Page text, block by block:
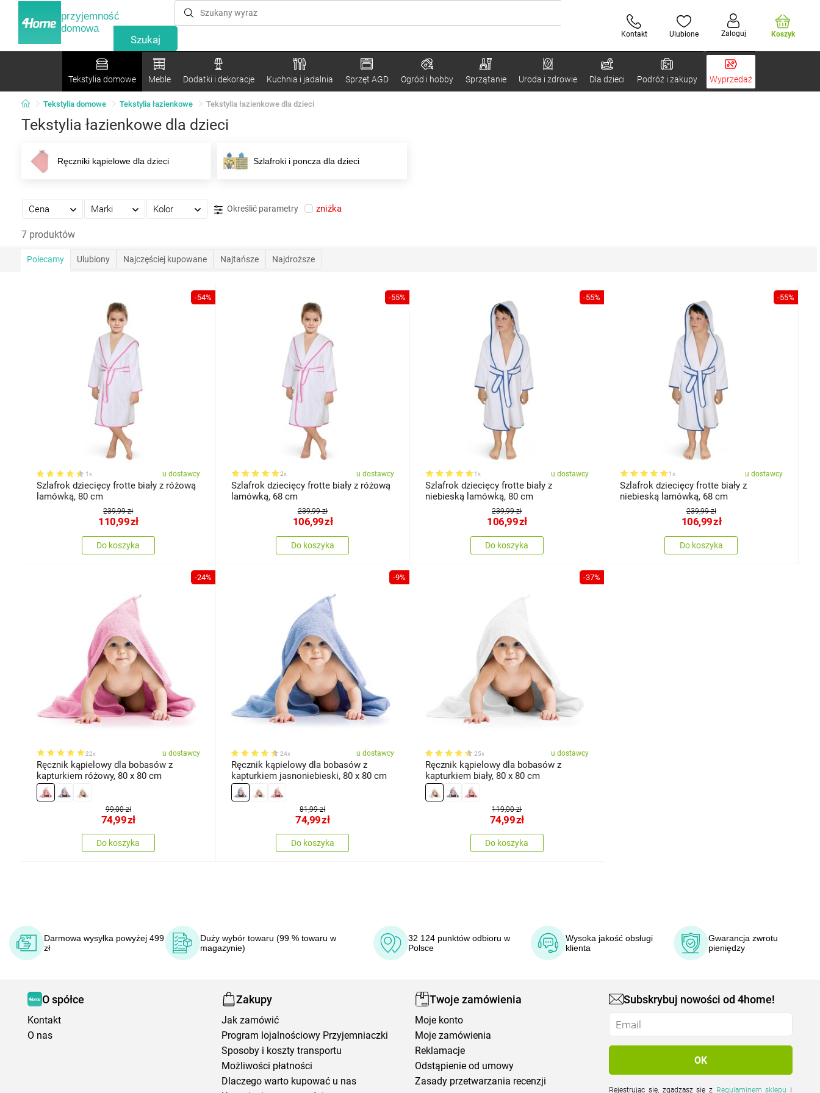
przyjemność
domowa
Kontakt Ulubione Zaloguj Koszyk
Tekstylia domowe Meble Dodatki i dekoracje Kuchnia i jadalnia Sprzęt AGD Ogród i hobby Sprzątanie Uroda i zdrowie Dla dzieci Podróż i zakupy Wyprzedaż
Tekstylia domowe Tekstylia łazienkowe Tekstylia łazienkowe dla dzieci
Tekstylia łazienkowe dla dzieci
Ręczniki kąpielowe dla dzieci Szlafroki i poncza dla dzieci
Cena Marki Kolor Określić parametry zniżka
7 produktów
Polecamy Ulubiony Najczęściej kupowane Najtańsze Najdroższe
-54%
1x u dostawcy
Szlafrok dziecięcy frotte biały z różową
lamówką, 80 cm
239,99 zł
110,99zł
Do koszyka
-55%
2x u dostawcy
Szlafrok dziecięcy frotte biały z różową
lamówką, 68 cm
239,99 zł
106,99zł
Do koszyka
-55%
1x u dostawcy
Szlafrok dziecięcy frotte biały z
niebieską lamówką, 80 cm
239,99 zł
106,99zł
Do koszyka
-55%
1x u dostawcy
Szlafrok dziecięcy frotte biały z
niebieską lamówką, 68 cm
239,99 zł
106,99zł
Do koszyka
-24%
22x u dostawcy
Ręcznik kąpielowy dla bobasów z
kapturkiem różowy, 80 x 80 cm
99,00 zł
74,99zł
Do koszyka
-9%
24x u dostawcy
Ręcznik kąpielowy dla bobasów z
kapturkiem jasnoniebieski, 80 x 80 cm
81,99 zł
74,99zł
Do koszyka
-37%
25x u dostawcy
Ręcznik kąpielowy dla bobasów z
kapturkiem biały, 80 x 80 cm
119,00 zł
74,99zł
Do koszyka
Darmowa wysyłka powyżej 499
zł
Duży wybór towaru (99 % towaru w
magazynie)
32 124 punktów odbioru w
Polsce
Wysoka jakość obsługi
klienta
Gwarancja zwrotu
pieniędzy
O spółce
Kontakt
O nas
Zakupy
Jak zamówić
Program lojalnościowy Przyjemniaczki
Sposoby i koszty transportu
Możliwości płatności
Dlaczego warto kupować u nas
Twoje zamówienia
Moje konto
Moje zamówienia
Reklamacje
Odstąpienie od umowy
Zasady przetwarzania recenzji
Subskrybuj nowości od 4home!
Rejestrując się, zgadzasz się z Regulaminem sklepu